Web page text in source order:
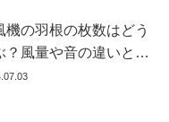
機の羽根の枚数はどう
？風量や音の違いとお
め商品7選